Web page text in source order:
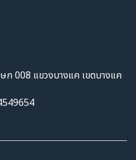
008 แขวงบางแค เขตบางแค